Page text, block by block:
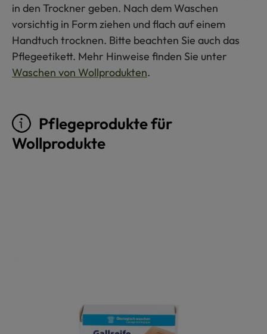
in den Trockner geben. Nach dem Waschen
vorsichtig in Form ziehen und flach auf einem
Handtuch trocknen. Bitte beachten Sie auch das
Pflegeetikett. Mehr Hinweise finden Sie unter
Waschen von Wollprodukten.
Pflegeprodukte für
Wollprodukte